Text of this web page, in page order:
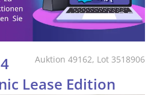
Auktion 49162, Lot 3518906
Lease Edition